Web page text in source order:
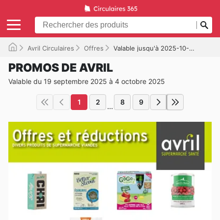
Avril Circulaires Offres Valable jusqu'à 2025-10-04
PROMOS DE AVRIL
Valable du 19 septembre 2025 à 4 octobre 2025
1 2 ... 8 9